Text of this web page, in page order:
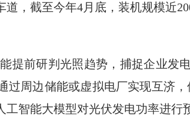
，截至今年4月底，装机规模近
提前研判光照趋势，捕捉企业发
过周边储能或虚拟电厂实现互济
智能大模型对光伏发电功率进行